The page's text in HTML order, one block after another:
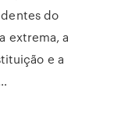
do
extrema, a
e a